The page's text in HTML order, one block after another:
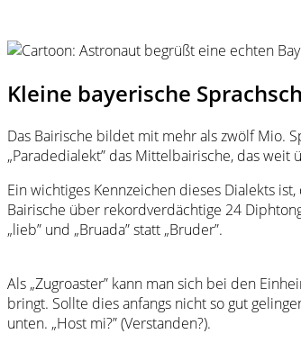
Kleine bayerische
Das Bairische bildet mit mehr als zwölf Mio.
„Paradedialekt” das Mittelbairische, das
Ein wichtiges Kennzeichen dieses Dialekts
Bairische über rekordverdächtige 24
„lieb” und „Bruada” statt „Bruder”.
Als „Zugroaster” kann man sich bei den
bringt. Sollte dies anfangs nicht so gut
unten. „Host mi?” (Verstanden?).